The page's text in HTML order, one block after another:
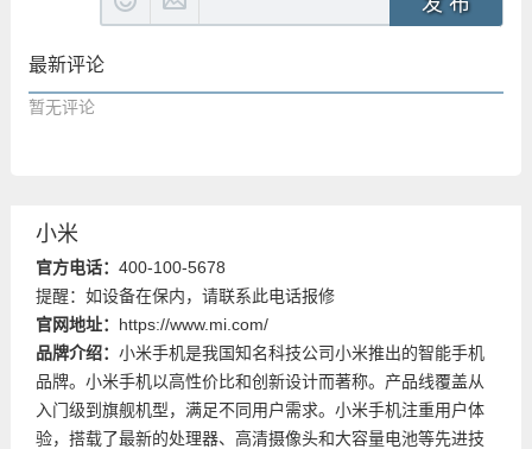
最新评论
暂无评论
小米
官方电话： 400-100-5678
提醒：如设备在保内，请联系此电话报修
官网地址： https://www.mi.com/
品牌介绍： 小米手机是我国知名科技公司小米推出的智能手机
品牌。小米手机以高性价比和创新设计而著称。产品线覆盖从
入门级到旗舰机型，满足不同用户需求。小米手机注重用户体
验，搭载了最新的处理器、高清摄像头和大容量电池等先进技